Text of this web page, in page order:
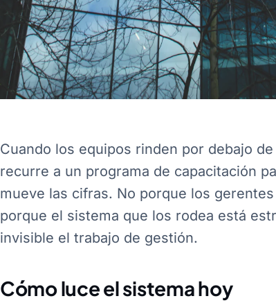
Cuando los equipos rinden por debajo
recurre a un programa de capacitación
mueve las cifras. No porque los
porque el sistema que los rodea está
invisible el trabajo de gestión.
Cómo luce el sistema hoy